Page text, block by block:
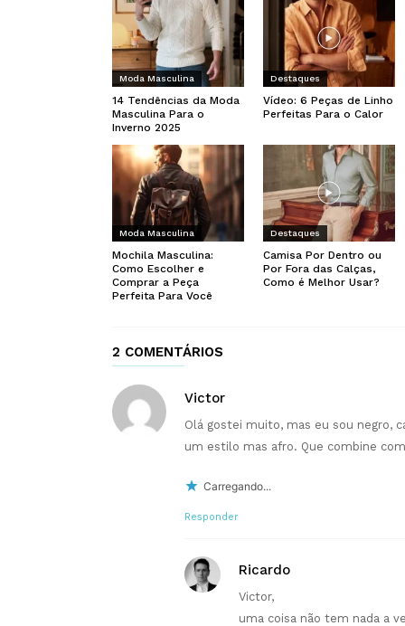
Moda Masculina
14 Tendências da Moda
Masculina Para o
Inverno 2025
Destaques
Vídeo: 6 Peças de Linho
Perfeitas Para o Calor
Moda Masculina
Mochila Masculina:
Como Escolher e
Comprar a Peça
Perfeita Para Você
Destaques
Camisa Por Dentro ou
Por Fora das Calças,
Como é Melhor Usar?
2 COMENTÁRIOS
Victor
Olá gostei muito, mas eu sou negro,
um estilo mas afro. Que combine
Carregando...
Responder
Ricardo
Victor,
uma coisa não tem nada a